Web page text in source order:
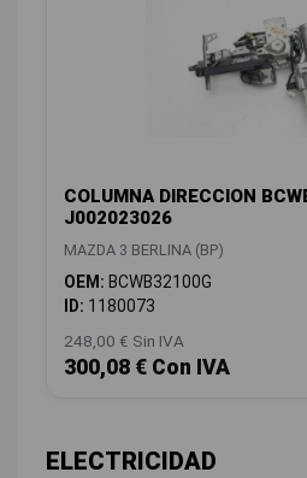
COLUMNA DIRECCION
J002023026
MAZDA 3 BERLINA (BP)
OEM: BCWB32100G
ID: 1180073
248,00 € Sin IVA
300,08 € Con IVA
ELECTRICIDAD